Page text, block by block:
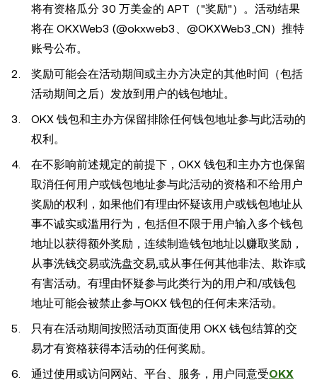
将有资格瓜分 30 万美金的 APT（"奖励"）。活动结果
将在 OKXWeb3 (@okxweb3、@OKXWeb3_CN）推特
账号公布。
奖励可能会在活动期间或主办方决定的其他时间（包括
活动期间之后）发放到用户的钱包地址。
OKX 钱包和主办方保留排除任何钱包地址参与此活动的
权利。
在不影响前述规定的前提下，OKX 钱包和主办方也保留
取消任何用户或钱包地址参与此活动的资格和不给用户
奖励的权利，如果他们有理由怀疑该用户或钱包地址从
事不诚实或滥用行为，包括但不限于用户输入多个钱包
地址以获得额外奖励，连续制造钱包地址以赚取奖励，
从事洗钱交易或洗盘交易,或从事任何其他非法、欺诈或
有害活动。有理由怀疑参与此类行为的用户和/或钱包
地址可能会被禁止参与OKX 钱包的任何未来活动。
只有在活动期间按照活动页面使用 OKX 钱包结算的交
易才有资格获得本活动的任何奖励。
通过使用或访问网站、平台、服务，用户同意受OKX